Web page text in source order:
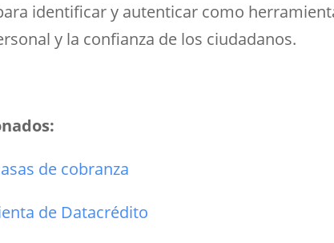
identificar y autenticar como
y la confianza de los ciudadanos.
de cobranza
de Datacrédito